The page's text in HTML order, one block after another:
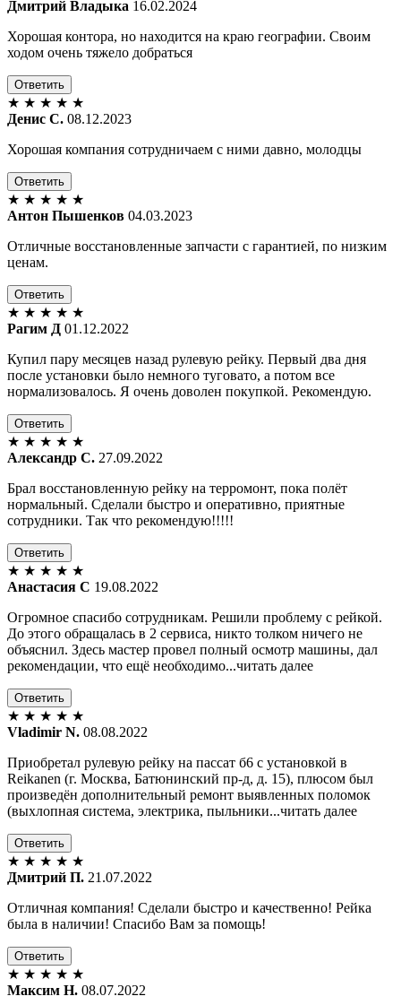
Дмитрий Владыка 16.02.2024
Хорошая контора, но находится на краю географии. Своим
ходом очень тяжело добраться
Ответить
★ ★ ★ ★ ★
Денис С. 08.12.2023
Хорошая компания сотрудничаем с ними давно, молодцы
Ответить
★ ★ ★ ★ ★
Антон Пышенков 04.03.2023
Отличные восстановленные запчасти с гарантией, по низким
ценам.
Ответить
★ ★ ★ ★ ★
Рагим Д 01.12.2022
Купил пару месяцев назад рулевую рейку. Первый два дня
после установки было немного туговато, а потом все
нормализовалось. Я очень доволен покупкой. Рекомендую.
Ответить
★ ★ ★ ★ ★
Александр С. 27.09.2022
Брал восстановленную рейку на терромонт, пока полёт
нормальный. Сделали быстро и оперативно, приятные
сотрудники. Так что рекомендую!!!!!
Ответить
★ ★ ★ ★ ★
Анастасия С 19.08.2022
Огромное спасибо сотрудникам. Решили проблему с рейкой.
До этого обращалась в 2 сервиса, никто толком ничего не
объяснил. Здесь мастер провел полный осмотр машины, дал
рекомендации, что ещё необходимо...читать далее
Ответить
★ ★ ★ ★ ★
Vladimir N. 08.08.2022
Приобретал рулевую рейку на пассат б6 с установкой в
Reikanen (г. Москва, Батюнинский пр-д, д. 15), плюсом был
произведён дополнительный ремонт выявленных поломок
(выхлопная система, электрика, пыльники...читать далее
Ответить
★ ★ ★ ★ ★
Дмитрий П. 21.07.2022
Отличная компания! Сделали быстро и качественно! Рейка
была в наличии! Спасибо Вам за помощь!
Ответить
★ ★ ★ ★ ★
Максим Н. 08.07.2022